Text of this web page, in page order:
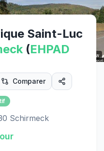
Street View
Saint-Luc
(EHPAD
Comparer
Schirmeck